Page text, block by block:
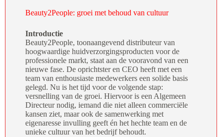
Beauty2People: groei met behoud van cultuur
Introductie
Beauty2People, toonaangevend distributeur van
hoogwaardige huidverzorgingsproducten voor de
professionele markt, staat aan de vooravond van een
nieuwe fase. De oprichtster en CEO heeft met een
team van enthousiaste medewerkers een solide basis
gelegd. Nu is het tijd voor de volgende stap:
versnelling van de groei. Hiervoor is een Algemeen
Directeur nodig, iemand die niet alleen commerciële
kansen ziet, maar ook de samenwerking met
eigenaresse invulling geeft én het hechte team en de
unieke cultuur van het bedrijf behoudt.